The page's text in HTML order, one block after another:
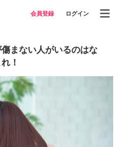
会員登録 ログイン
まない人がいるのはな
！